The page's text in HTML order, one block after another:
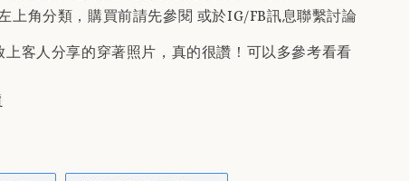
上角分類，購買前請先參閱 或於IG/FB訊息聯繫討論
上客人分享的穿著照片，真的很讚！可以多參考看看